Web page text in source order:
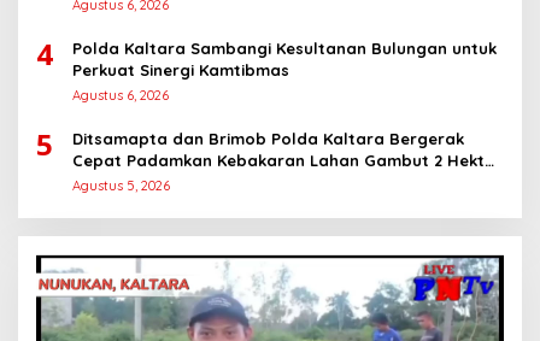
Agustus 6, 2026
4
Polda Kaltara Sambangi Kesultanan Bulungan untuk
Perkuat Sinergi Kamtibmas
Agustus 6, 2026
5
Ditsamapta dan Brimob Polda Kaltara Bergerak
Cepat Padamkan Kebakaran Lahan Gambut 2 Hektar
di Bulungan
Agustus 5, 2026